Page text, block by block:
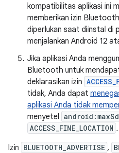
kompatibilitas aplikasi ini
memberikan izin
diperlukan saat diinstal di
menjalankan Android 12
Jika aplikasi Anda
Bluetooth untuk
deklarasikan izin
tidak, Anda dapat
aplikasi Anda tidak
menyetel
ACCESS_FINE_LOCATION .
Izin BLUETOOTH_ADVERTISE ,